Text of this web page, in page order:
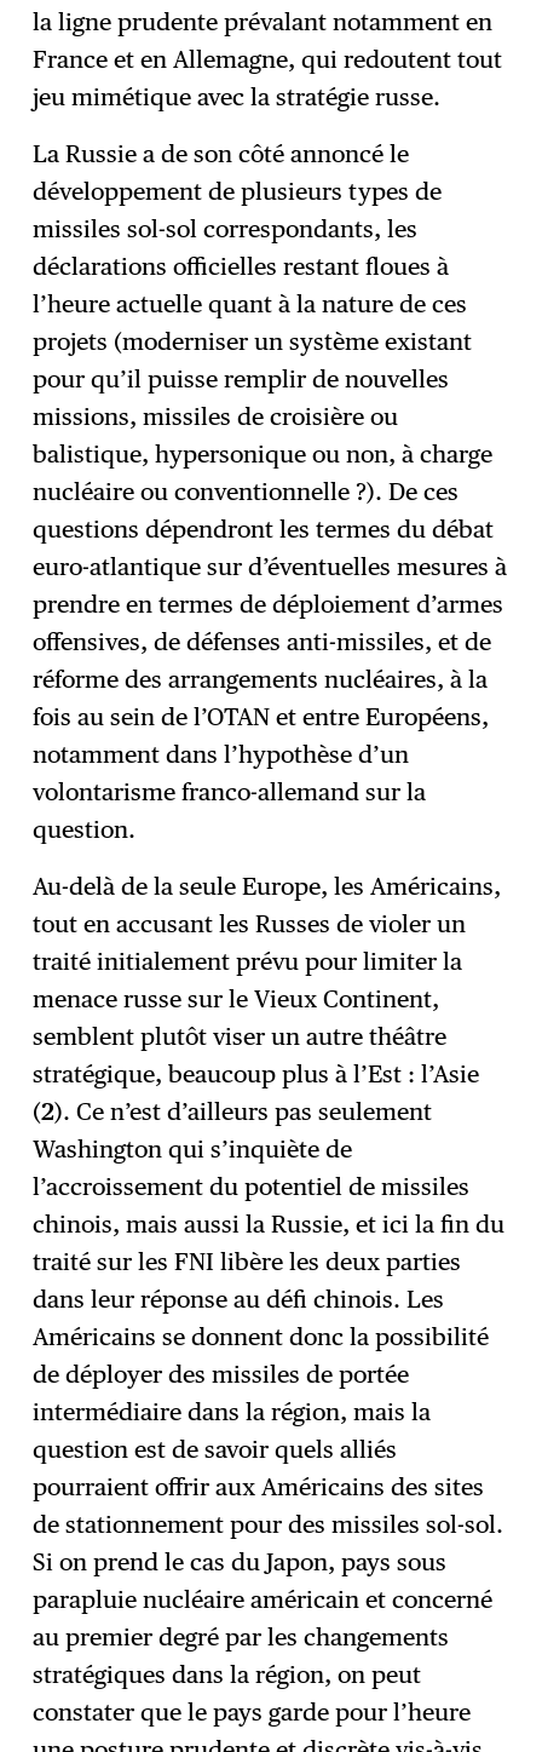
la ligne prudente prévalant notamment en
France et en Allemagne, qui redoutent tout
jeu mimétique avec la stratégie russe.
La Russie a de son côté annoncé le
développement de plusieurs types de
missiles sol-sol correspondants, les
déclarations officielles restant floues à
l’heure actuelle quant à la nature de ces
projets (moderniser un système existant
pour qu’il puisse remplir de nouvelles
missions, missiles de croisière ou
balistique, hypersonique ou non, à charge
nucléaire ou conventionnelle ?). De ces
questions dépendront les termes du débat
euro-atlantique sur d’éventuelles mesures à
prendre en termes de déploiement d’armes
offensives, de défenses anti-missiles, et de
réforme des arrangements nucléaires, à la
fois au sein de l’OTAN et entre Européens,
notamment dans l’hypothèse d’un
volontarisme franco-allemand sur la
question.
Au-delà de la seule Europe, les Américains,
tout en accusant les Russes de violer un
traité initialement prévu pour limiter la
menace russe sur le Vieux Continent,
semblent plutôt viser un autre théâtre
stratégique, beaucoup plus à l’Est : l’Asie
(2). Ce n’est d’ailleurs pas seulement
Washington qui s’inquiète de
l’accroissement du potentiel de missiles
chinois, mais aussi la Russie, et ici la fin du
traité sur les FNI libère les deux parties
dans leur réponse au défi chinois. Les
Américains se donnent donc la possibilité
de déployer des missiles de portée
intermédiaire dans la région, mais la
question est de savoir quels alliés
pourraient offrir aux Américains des sites
de stationnement pour des missiles sol-sol.
Si on prend le cas du Japon, pays sous
parapluie nucléaire américain et concerné
au premier degré par les changements
stratégiques dans la région, on peut
constater que le pays garde pour l’heure